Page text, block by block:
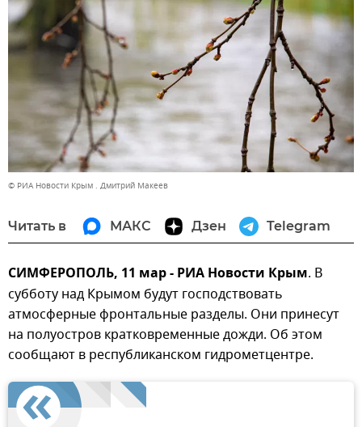
© РИА Новости Крым . Дмитрий Макеев
Читать в МАКС Дзен Telegram
СИМФЕРОПОЛЬ, 11 мар - РИА Новости Крым. В
субботу над Крымом будут господствовать
атмосферные фронтальные разделы. Они принесут
на полуостров кратковременные дожди. Об этом
сообщают в республиканском гидрометцентре.